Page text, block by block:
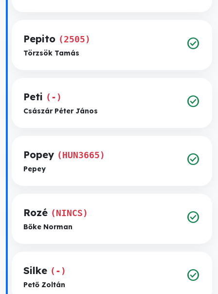
Pepito (2505)
Törzsök Tamás
check_circle
Peti (-)
Császár Péter János
check_circle
Popey (HUN3665)
Pepey
check_circle
Rozé (NINCS)
Bőke Norman
check_circle
Silke (-)
Pető Zoltán
check_circle